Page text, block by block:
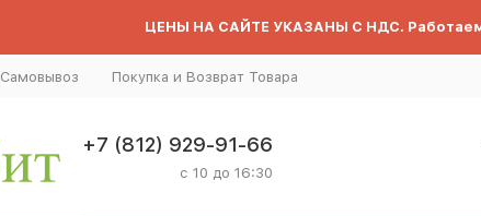
ЦЕНЫ НА САЙТЕ УКАЗАНЫ С НДС.
Самовывоз Покупка и Возврат Товара
+7 (812) 929-91-66
с 10 до 16:30